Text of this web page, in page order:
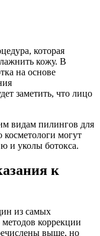
которая
кожу. В
на основе
заметить, что лицо
видам пилингов для
косметологи могут
и уколы ботокса.
к
из самых
коррекции
выше, но